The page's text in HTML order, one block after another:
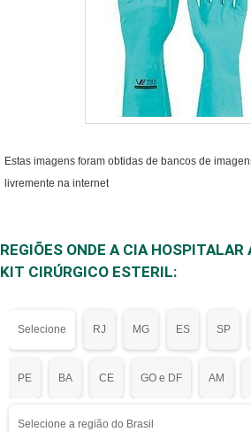
Estas imagens foram obtidas de bancos de
livremente na internet
REGIÕES ONDE A CIA HOSPITALAR
KIT CIRÚRGICO ESTERIL:
Selecione RJ MG ES SP
PE BA CE GO e DF AM
Selecione a região do Brasil